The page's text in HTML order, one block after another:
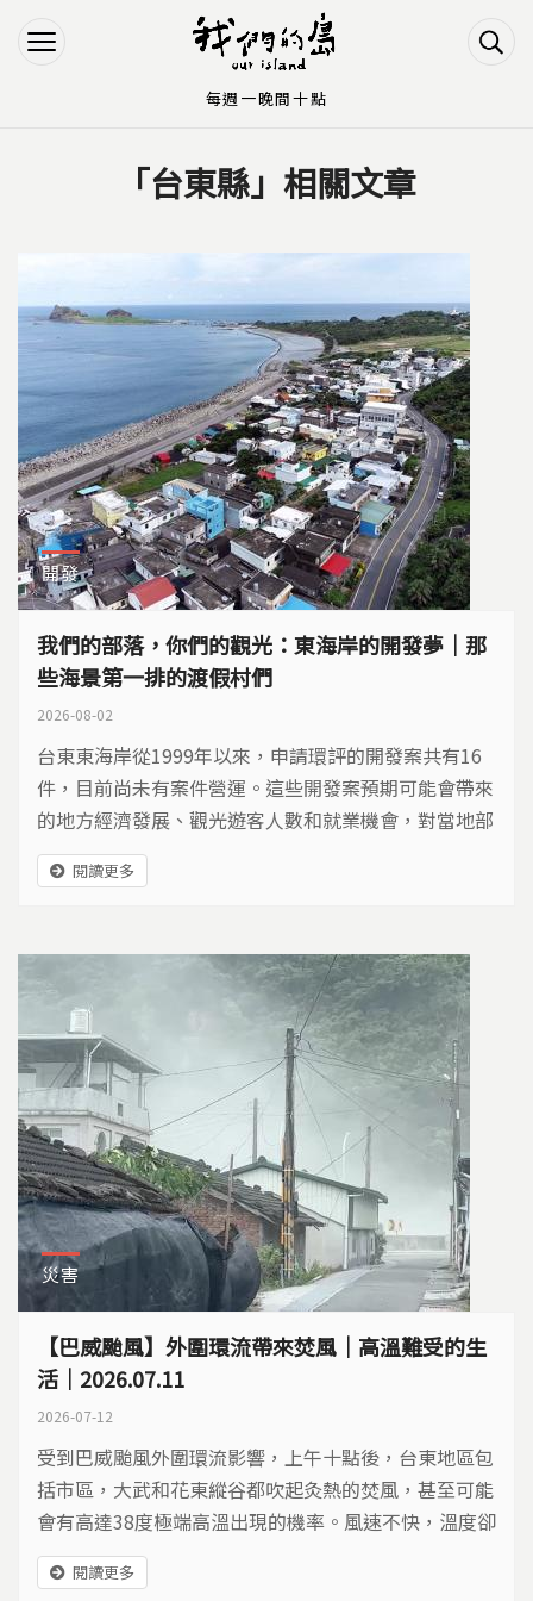
Jump to Navigation
Jump to Main content
「台東縣」相關文章
開發
我們的部落，你們的觀光：東海岸的開發夢｜那
些海景第一排的渡假村們
2026-08-02
台東東海岸從1999年以來，申請環評的開發案共有16
件，目前尚未有案件營運。這些開發案預期可能會帶來
的地方經濟發展、觀光遊客人數和就業機會，對當地部
落族人來說是一絲希望，或只是一場夢？又會對東海岸
的海洋生態、當地部落族人生活造成哪些衝擊？
閱讀更多
災害
【巴威颱風】外圍環流帶來焚風｜高溫難受的生
活｜2026.07.11
2026-07-12
受到巴威颱風外圍環流影響，上午十點後，台東地區包
括市區，大武和花東縱谷都吹起灸熱的焚風，甚至可能
會有高達38度極端高溫出現的機率。風速不快，溫度卻
持續飆高，下午1點10分以及1點51分，分別在台東的
富岡和台東市區，測到溫度37.6度，也是今天全台氣溫
閱讀更多
每週一晚間十點